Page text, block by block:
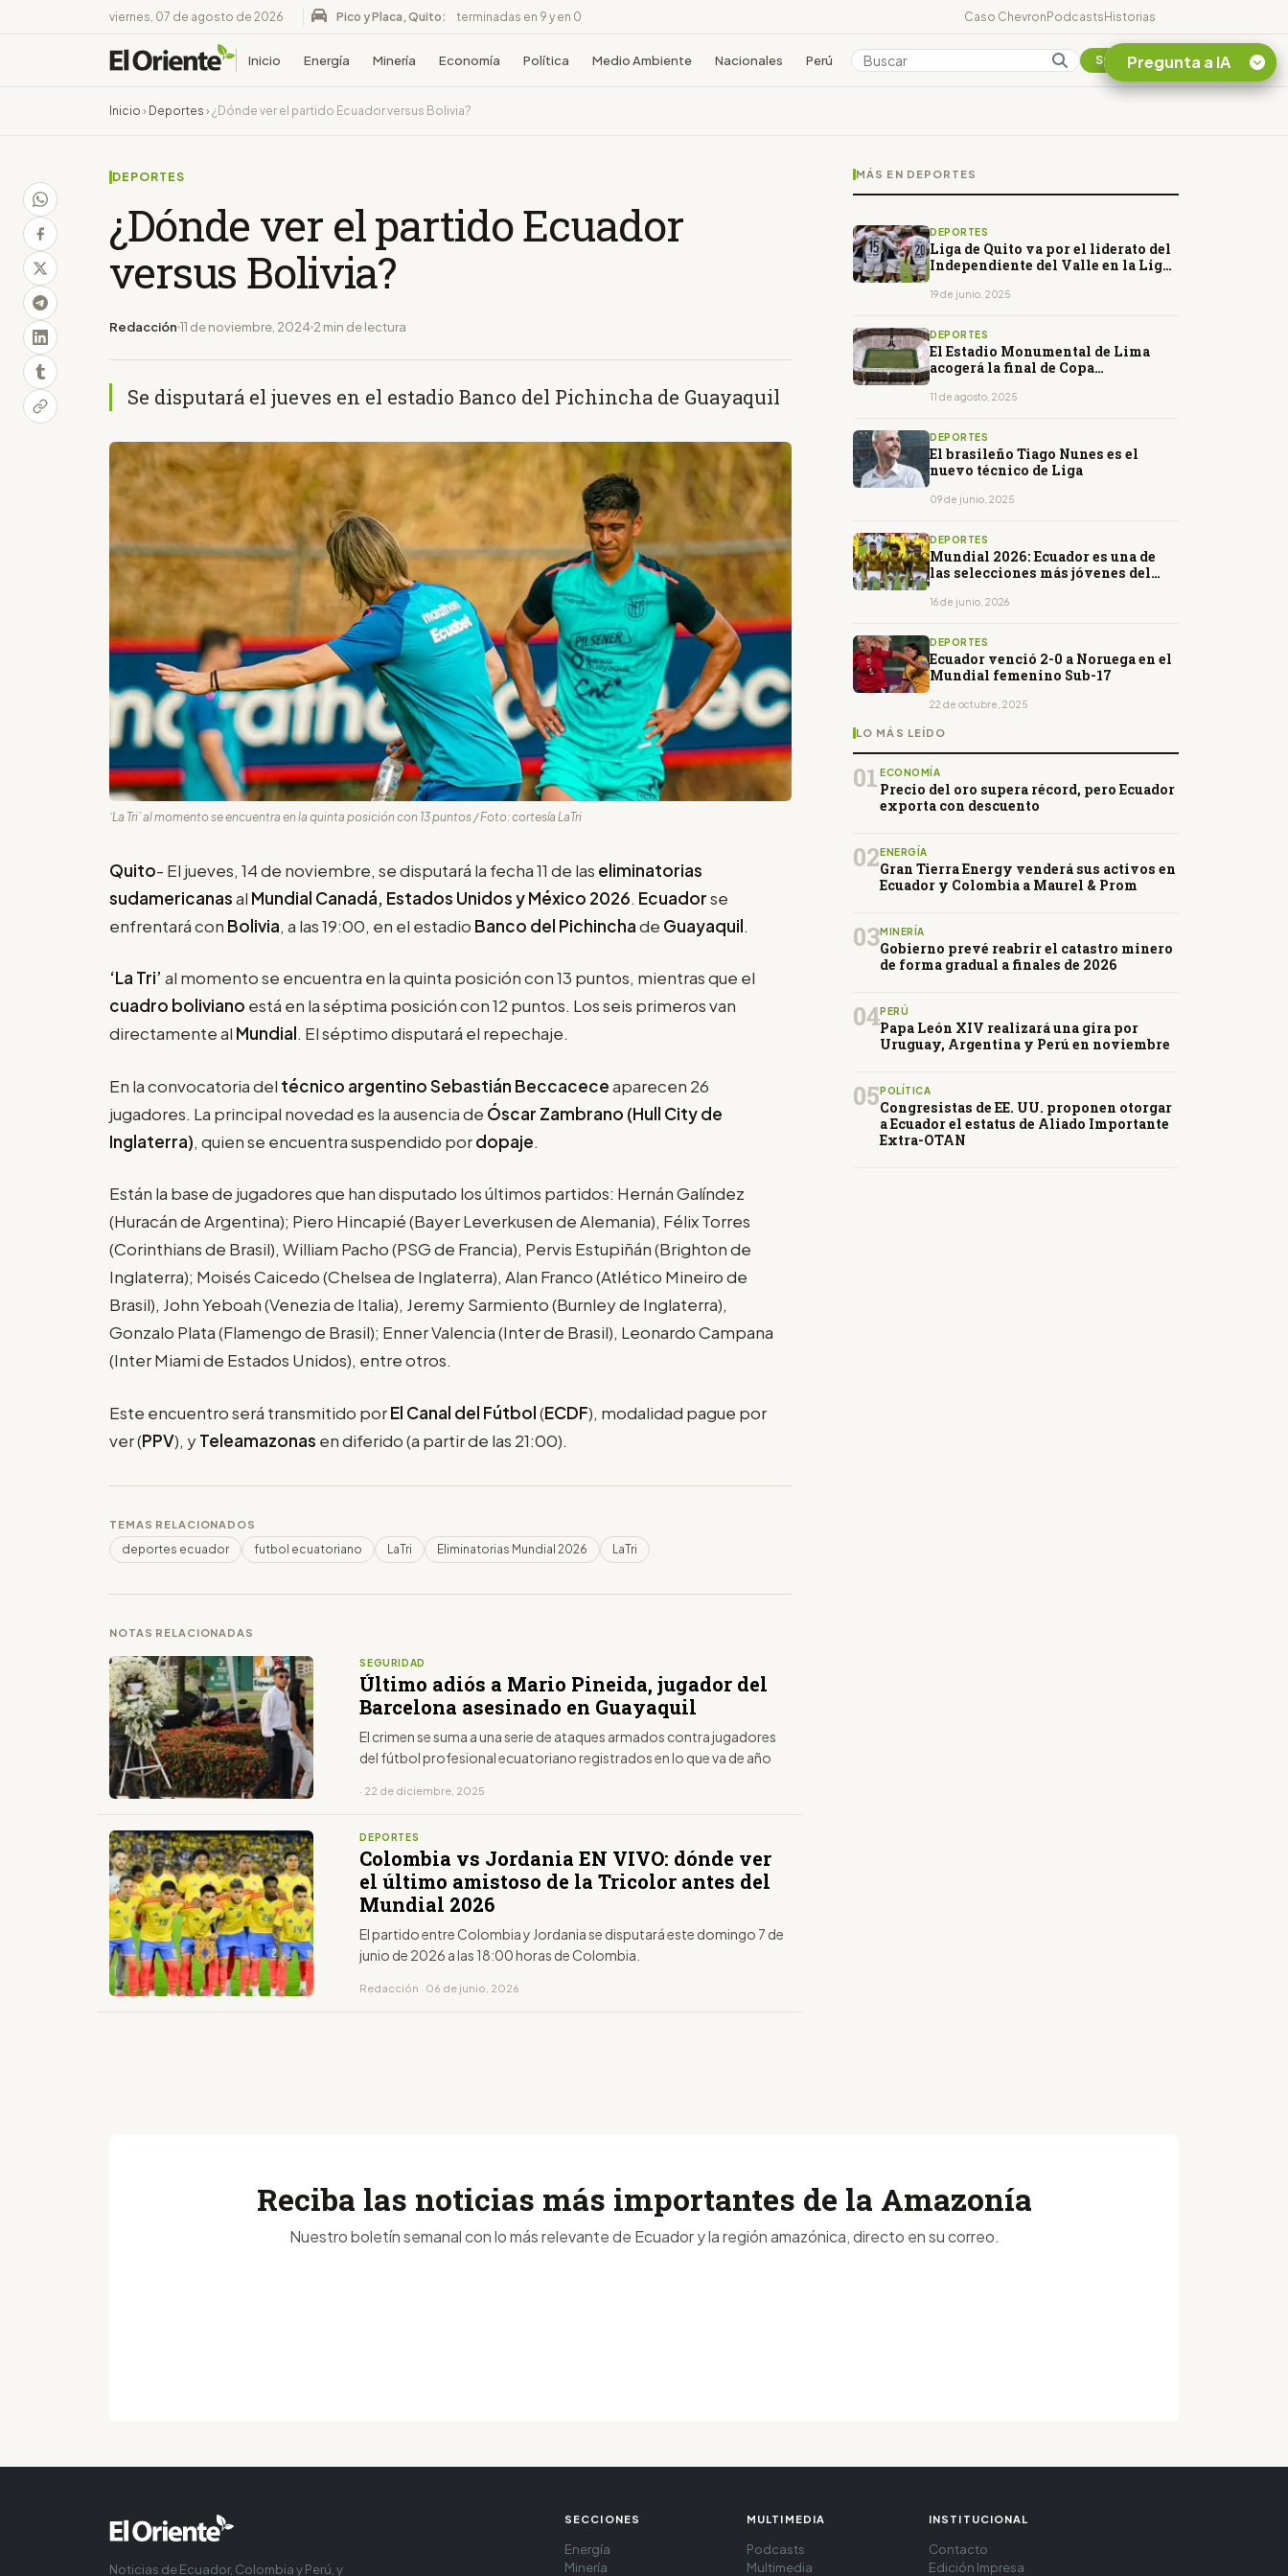
viernes, 07 de agosto de 2026 Pico y Placa, Quito: terminadas en 9 y en 0 Caso ChevronPodcastsHistorias
Inicio Energía Minería Economía Política Medio Ambiente Nacionales Perú Colombia Suscribirse
Inicio › Deportes › ¿Dónde ver el partido Ecuador versus Bolivia?
DEPORTES
¿Dónde ver el partido Ecuador
versus Bolivia?
Redacción 11 de noviembre, 2024 2 min de lectura
Se disputará el jueves en el estadio Banco del Pichincha de Guayaquil
‘La Tri’ al momento se encuentra en la quinta posición con 13 puntos / Foto: cortesía LaTri
Quito- El jueves, 14 de noviembre, se disputará la fecha 11 de las eliminatorias
sudamericanasal Mundial Canadá, Estados Unidos y México 2026. Ecuadorse
enfrentará con Bolivia, a las 19:00, en el estadio Banco del Pichinchade Guayaquil.
‘La Tri’ al momento se encuentra en la quinta posición con 13 puntos, mientras que el
cuadro boliviano está en la séptima posición con 12 puntos. Los seis primeros van
directamente al Mundial. El séptimo disputará el repechaje.
En la convocatoria del técnico argentino Sebastián Beccaceceaparecen 26
jugadores. La principal novedad es la ausencia de Óscar Zambrano (Hull City de
Inglaterra), quien se encuentra suspendido pordopaje.
Están la base de jugadores que han disputado los últimos partidos: Hernán Galíndez
(Huracán de Argentina); Piero Hincapié (Bayer Leverkusen de Alemania), Félix Torres
(Corinthians de Brasil), William Pacho (PSG de Francia), Pervis Estupiñán (Brighton de
Inglaterra); Moisés Caicedo (Chelsea de Inglaterra), Alan Franco (Atlético Mineiro de
Brasil), John Yeboah (Venezia de Italia), Jeremy Sarmiento (Burnley de Inglaterra),
Gonzalo Plata (Flamengo de Brasil); Enner Valencia (Inter de Brasil), Leonardo Campana
(Inter Miami de Estados Unidos), entre otros.
Este encuentro será transmitido porEl Canal del Fútbol(ECDF), modalidad pague por
ver (PPV), yTeleamazonas en diferido (a partir de las 21:00).
TEMAS RELACIONADOS
deportes ecuador futbol ecuatoriano LaTri Eliminatorias Mundial 2026 LaTri
NOTAS RELACIONADAS
SEGURIDAD
Último adiós a Mario Pineida, jugador del
Barcelona asesinado en Guayaquil
El crimen se suma a una serie de ataques armados contra jugadores
del fútbol profesional ecuatoriano registrados en lo que va de año
· 22 de diciembre, 2025
DEPORTES
Colombia vs Jordania EN VIVO: dónde ver
el último amistoso de la Tricolor antes del
Mundial 2026
El partido entre Colombia y Jordania se disputará este domingo 7 de
junio de 2026 a las 18:00 horas de Colombia.
Redacción · 06 de junio, 2026
MÁS EN DEPORTES
DEPORTES
Liga de Quito va por el liderato del
Independiente del Valle en la Liga
19 de junio, 2025
DEPORTES
El Estadio Monumental de Lima
acogerá la final de Copa
11 de agosto, 2025
DEPORTES
El brasileño Tiago Nunes es el
nuevo técnico de Liga
09 de junio, 2025
DEPORTES
Mundial 2026: Ecuador es una de
las selecciones más jóvenes del
16 de junio, 2026
DEPORTES
Ecuador venció 2-0 a Noruega en el
Mundial femenino Sub-17
22 de octubre, 2025
LO MÁS LEÍDO
01 ECONOMÍA
Precio del oro supera récord, pero Ecuador
exporta con descuento
02 ENERGÍA
Gran Tierra Energy venderá sus activos en
Ecuador y Colombia a Maurel & Prom
03MINERÍA
Gobierno prevé reabrir el catastro minero
de forma gradual a finales de 2026
04PERÚ
Papa León XIV realizará una gira por
Uruguay, Argentina y Perú en noviembre
05 POLÍTICA
Congresistas de EE. UU. proponen otorgar
a Ecuador el estatus de Aliado Importante
Extra-OTAN
Pregunta a IA
¿En que consiste la
Reciba las noticias más importantes de la Amazonía
Nuestro boletín semanal con lo más relevante de Ecuador y la región amazónica, directo en su correo.
Noticias de Ecuador, Colombia y Perú, y
SECCIONES
Energía
Minería
MULTIMEDIA
Podcasts
Multimedia
INSTITUCIONAL
Contacto
Edición Impresa